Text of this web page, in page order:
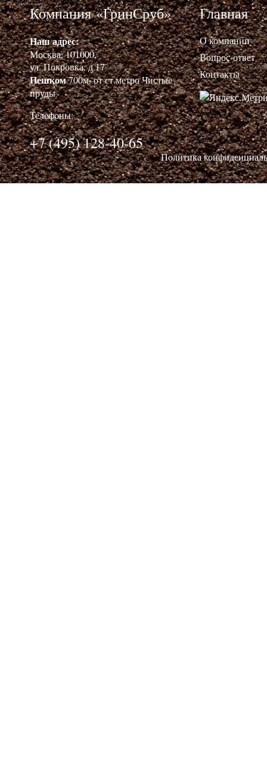
Главная
О компании
Вопрос-ответ
Контакты
Политика
Компания «ГринСруб»
Наш адрес:
Москва, 101000,
ул. Покровка, д.17
Пешком700м. от ст.метро Чистые
пруды
Телефоны:
+7 (495) 128-40-65